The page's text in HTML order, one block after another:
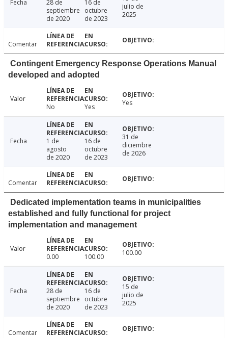
Fecha
28 de
septiembre
de 2020
16 de
octubre
de 2023
julio de
2025
Comentar
Contingent Emergency Response Operations Manual
developed and adopted
Valor
No
Yes Yes
Fecha
1 de
agosto
de 2020
16 de
octubre
de 2023
31 de
diciembre
de 2026
Comentar
Dedicated implementation teams in municipalities
established and fully functional for project
implementation and management
Valor
0.00
100.00 100.00
Fecha
28 de
septiembre
de 2020
16 de
octubre
de 2023
15 de
julio de
2025
Comentar